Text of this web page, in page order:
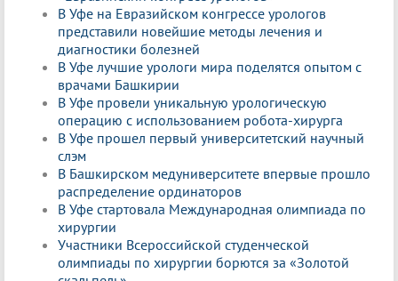
В Уфе на Евразийском конгрессе урологов
представили новейшие методы лечения и
диагностики болезней
В Уфе лучшие урологи мира поделятся опытом с
врачами Башкирии
В Уфе провели уникальную урологическую
операцию с использованием робота-хирурга
В Уфе прошел первый университетский научный
слэм
В Башкирском медуниверситете впервые прошло
распределение ординаторов
В Уфе стартовала Международная олимпиада по
хирургии
Участники Всероссийской студенческой
олимпиады по хирургии борются за «Золотой